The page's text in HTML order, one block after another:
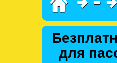
для